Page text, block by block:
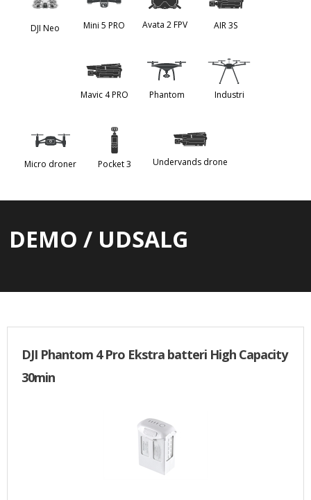
DJI Neo Mini 5 PRO Avata 2 FPV AIR 3S
Mavic 4 PRO Phantom Industri
Micro droner Pocket 3 Undervands drone
DEMO / UDSALG
DJI Phantom 4 Pro Ekstra batteri High Capacity
30min